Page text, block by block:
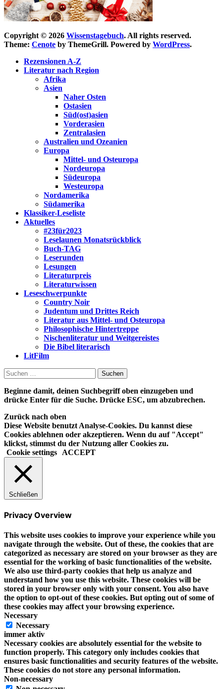
Copyright © 2026 Wissenstagebuch. All rights reserved.
Theme: Cenote by ThemeGrill. Powered by WordPress.
Rezensionen A-Z
Literatur nach Region
Afrika
Asien
Naher Osten
Ostasien
Süd(ost)asien
Vorderasien
Zentralasien
Australien und Ozeanien
Europa
Mittel- und Osteuropa
Nordeuropa
Südeuropa
Westeuropa
Nordamerika
Südamerika
Klassiker-Leseliste
Aktuelles
#23für2023
Leselaunen Monatsrückblick
Buch-TAG
Leserunden
Lesungen
Literaturpreis
Literaturwissen
Leseschwerpunkte
Country Noir
Judentum und Drittes Reich
Literatur aus Mittel- und Osteuropa
Philosophische Hintertreppe
Nischenliteratur und Weitgereistes
Die Bibel literarisch
LitFilm
Suchen
nach:
Beginne damit, deinen Suchbegriff oben einzugeben und
drücke Enter für die Suche. Drücke ESC, um abzubrechen.
Zurück nach oben
Diese Website benutzt Analyse-Cookies. Du kannst diese
Cookies ablehnen oder akzeptieren. Wenn du auf "Accept"
klickst, stimmst du der Nutzung aller Cookies zu.
Cookie settings
ACCEPT
Schließen
Privacy Overview
This website uses cookies to improve your experience while you
navigate through the website. Out of these, the cookies that are
categorized as necessary are stored on your browser as they are
essential for the working of basic functionalities of the website.
We also use third-party cookies that help us analyze and
understand how you use this website. These cookies will be
stored in your browser only with your consent. You also have
the option to opt-out of these cookies. But opting out of some of
these cookies may affect your browsing experience.
Necessary
Necessary
immer aktiv
Necessary cookies are absolutely essential for the website to
function properly. This category only includes cookies that
ensures basic functionalities and security features of the website.
These cookies do not store any personal information.
Non-necessary